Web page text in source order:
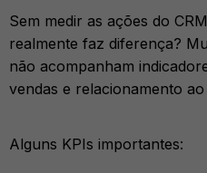
Sem medir as ações do
realmente faz diferença?
não acompanham
vendas e relacionamento
Alguns KPIs importantes: